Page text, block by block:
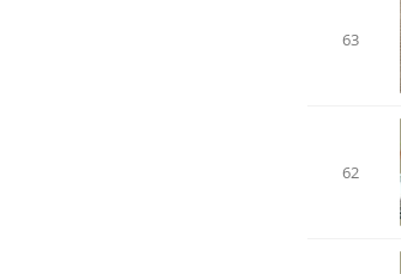
63
62